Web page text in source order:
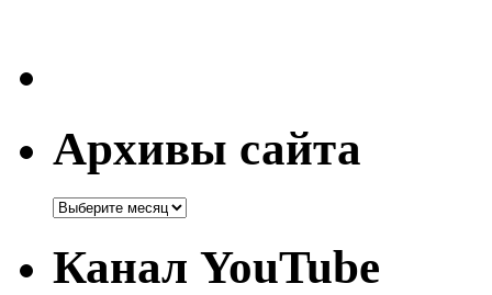
Архивы сайта
Канал YouTube